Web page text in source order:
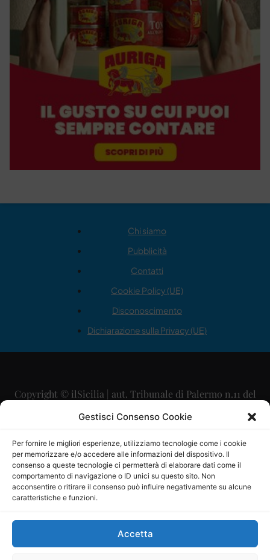
Gestisci Consenso Cookie
Per fornire le migliori esperienze, utilizziamo tecnologie come i cookie
per memorizzare e/o accedere alle informazioni del dispositivo. Il
consenso a queste tecnologie ci permetterà di elaborare dati come il
comportamento di navigazione o ID unici su questo sito. Non
acconsentire o ritirare il consenso può influire negativamente su alcune
caratteristiche e funzioni.
Accetta
Chi siamo
Pubblicità
Contatti
Cookie Policy (UE)
Disconoscimento
Dichiarazione sulla Privacy (UE)
Copyright © ilSicilia | aut. Tribunale di Palermo n.11 del
29/09/2015
Direttore Editoriale: Maurizio Scaglione
Direttore Responsabile: Maria Calabrese
P.IVA: 06334930820
Mercurio Comunicazione Società Cooperativa a r.l. è